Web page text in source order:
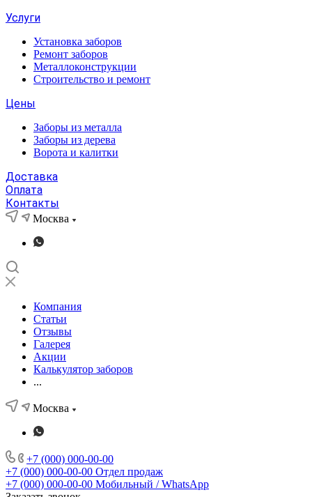
Услуги
Установка заборов
Ремонт заборов
Металлоконструкции
Строительство и ремонт
Цены
Заборы из металла
Заборы из дерева
Ворота и калитки
Доставка
Оплата
Контакты
Москва
Компания
Статьи
Отзывы
Галерея
Акции
Калькулятор заборов
...
Москва
+7 (000) 000-00-00
+7 (000) 000-00-00 Отдел продаж
+7 (000) 000-00-00 Мобильный / WhatsApp